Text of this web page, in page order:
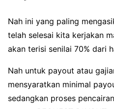
Nah ini yang paling
telah selesai kita kerjakan
akan terisi senilai 70% dari
Nah untuk payout atau
mensyaratkan minimal
sedangkan proses